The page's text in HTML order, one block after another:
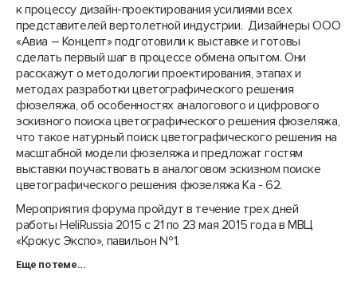
к процессу дизайн-проектирования усилиями всех
представителей вертолетной индустрии. Дизайнеры ООО
«Авиа – Концепт» подготовили к выставке и готовы
сделать первый шаг в процессе обмена опытом. Они
расскажут о методологии проектирования, этапах и
методах разработки цветографического решения
фюзеляжа, об особенностях аналогового и цифрового
эскизного поиска цветографического решения фюзеляжа,
что такое натурный поиск цветографического решения на
масштабной модели фюзеляжа и предложат гостям
выставки поучаствовать в аналоговом эскизном поиске
цветографического решения фюзеляжа Ка - 62.
Мероприятия форума пройдут в течение трех дней
работы HeliRussia 2015 c 21 по 23 мая 2015 года в МВЦ
«Крокус Экспо», павильон №1.
Еще по теме...